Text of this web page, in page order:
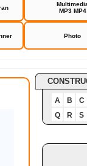
MP3 MP4
Photo
A B
C
Q
R S